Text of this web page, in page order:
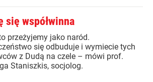
się współwinna
przeżyjemy jako naród.
się odbuduje i wymiecie tych
z Dudą na czele – mówi prof.
Staniszkis, socjolog.